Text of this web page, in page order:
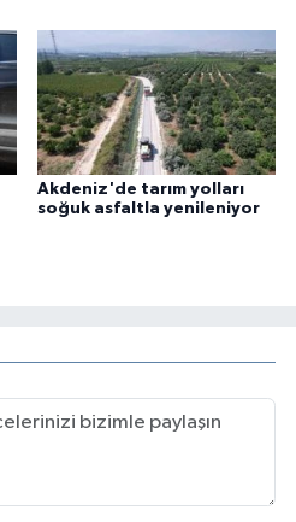
Akdeniz'de tarım yolları
soğuk asfaltla yenileniyor